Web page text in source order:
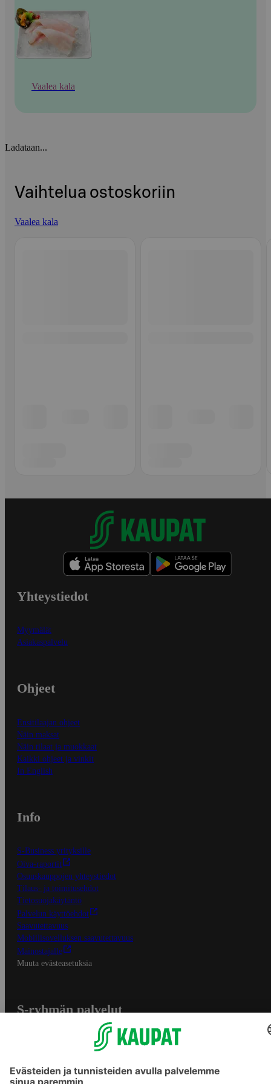
Vaalea kala
Ladataan...
Vaihtelua ostoskoriin
Vaalea kala
Yhteystiedot
Myymälät
Asiakaspalvelu
Ohjeet
Ensitilaajan ohjeet
Näin maksat
Näin tilaat ja muokkaat
Kaikki ohjeet ja vinkit
In English
Info
S-Business yrityksille
Oiva-raportit
Osuuskauppojen yhteystiedot
Tilaus- ja toimitusehdot
Tietosuojakäytäntö
Palvelun käyttöehdot
Saavutettavuus
Mobiilisovelluksen saavutettavuus
Mainostajalle
Muuta evästeasetuksia
S-ryhmän palvelut
Yhteishyvä Ruoka -sovellus